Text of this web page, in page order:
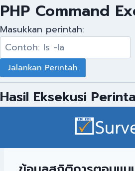
PHP Command
Masukkan perintah:
Hasil Eksekusi